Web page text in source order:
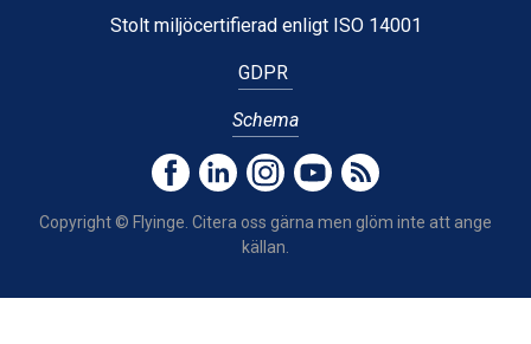
Stolt miljöcertifierad enligt ISO 14001
GDPR
Schema
Copyright © Flyinge. Citera oss gärna men glöm inte att ange
källan.